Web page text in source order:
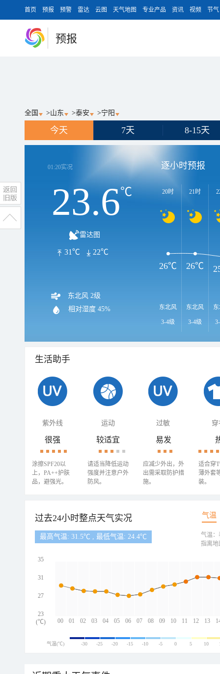
首页 预报 预警 雷达 云图 天气地图 专业产品 资讯 视频 节气
预报
全国 >山东 >泰安 >宁阳
今天 7天 8-15天
01:20实况
23.6℃
雷达图
31℃ 22℃
东北风 2级
相对湿度 45%
逐小时预报
20时
东北风
3-4级
21时
东北风
3-4级
26℃ 26℃
生活助手
紫外线 运动 过敏 穿
很强
涂擦SPF20以
上，PA++护肤
品，避强光。
较适宜
请适当降低运动
强度并注意户外
防风。
易发
应减少外出，外
出需采取防护措
施。
适合穿
薄外套
装。
过去24小时整点天气实况 气温
最高气温: 31.5℃ , 最低气温: 24.4℃
00 01 02 03 04 05 06 07 08 09 10 11 12 13
35
31
27
23
(℃)
气温：
指离地
气温(℃) -30 -25 -20 -15 -10 -5 0 5 10